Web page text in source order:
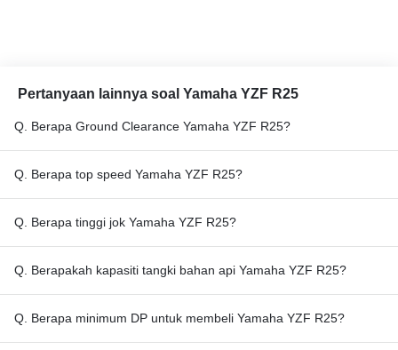
Pertanyaan lainnya soal Yamaha YZF R25
Q. Berapa Ground Clearance Yamaha YZF R25?
Q. Berapa top speed Yamaha YZF R25?
Q. Berapa tinggi jok Yamaha YZF R25?
Q. Berapakah kapasiti tangki bahan api Yamaha YZF R25?
Q. Berapa minimum DP untuk membeli Yamaha YZF R25?